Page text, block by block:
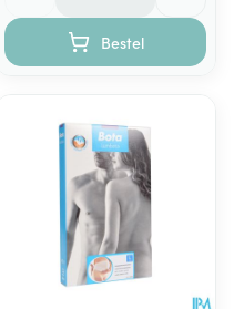
Bestel